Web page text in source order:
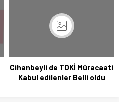
Cihanbeyli de TOKİ Müracaati
Kabul edilenler Belli oldu